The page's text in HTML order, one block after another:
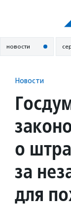
новости
Новости
о
за
для